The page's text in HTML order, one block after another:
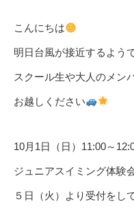
こんにちは
明日台風が接近するよう
スクール生や大人のメン
お越しください
10月1日（日）11:00～
ジュニアスイミング体験
５日（火）より受付をし